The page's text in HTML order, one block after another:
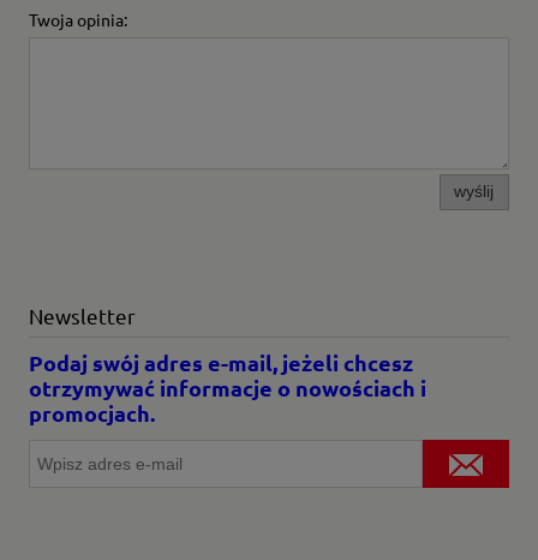
Twoja opinia:
wyślij
Newsletter
Podaj swój adres e-mail, jeżeli chcesz
otrzymywać informacje o nowościach i
promocjach.